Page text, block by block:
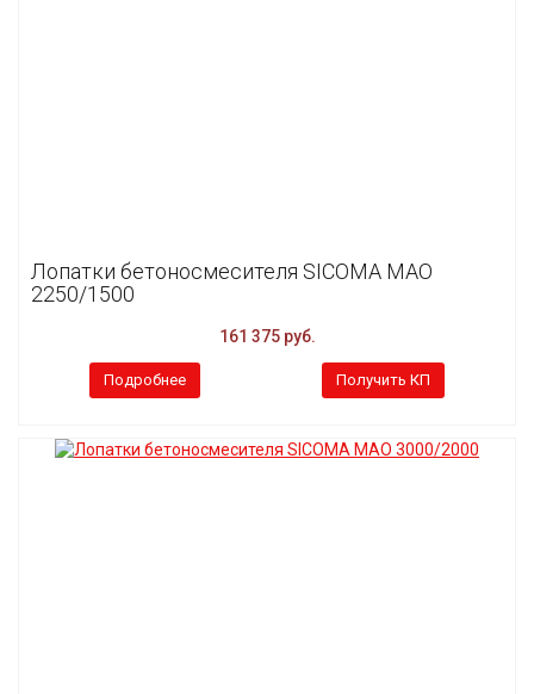
Лопатки бетоносмесителя SICOMA MAO
2250/1500
161 375 руб.
Подробнее Получить КП